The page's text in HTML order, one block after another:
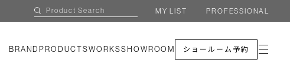
MY LIST PROFESSIONAL
BRAND PRODUCTSWORKSSHOWROOM ショールーム予約